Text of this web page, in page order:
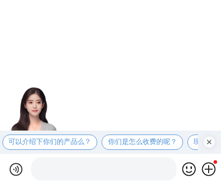
可以介绍下你们的产品么？ 你们是怎么收费的呢？ 现在有